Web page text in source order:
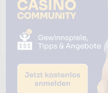
Das dargestellte Bild wurde
übernimmt keinerlei
jedoch bei